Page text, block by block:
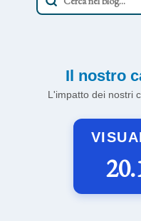
Il nostro
L'impatto dei nostri